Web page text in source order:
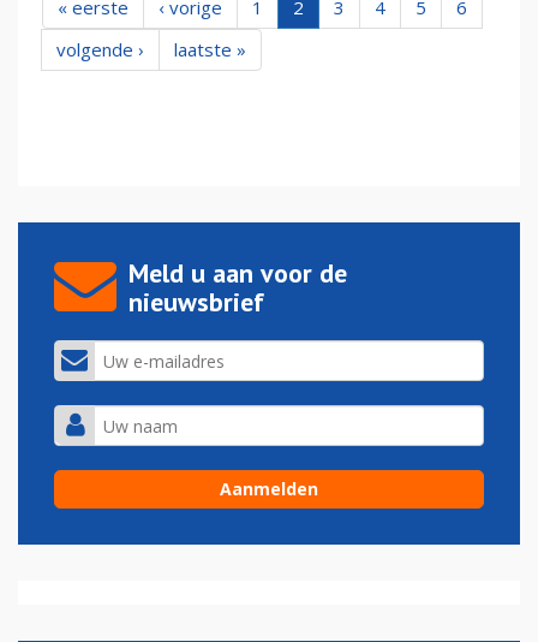
« eerste ‹ vorige 1 2 3 4 5
6
volgende ›
laatste »
Meld u aan voor de
nieuwsbrief